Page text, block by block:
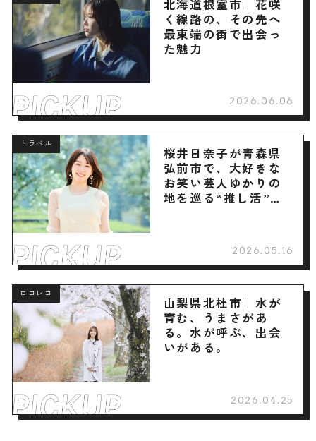
北海道根室市｜花咲
く線路の、その先へ
最東端の街で出会っ
た魅力
2026.06.06
トラベル
桜井日奈子が青森県
弘前市で、大好きな
お笑い芸人ゆかりの
地を巡る“推し活”旅
2026.05.16
ロコレコ
山梨県北杜市｜水が
育む、うまさがあ
る。水が呼ぶ、出会
いがある。
2026.04.25